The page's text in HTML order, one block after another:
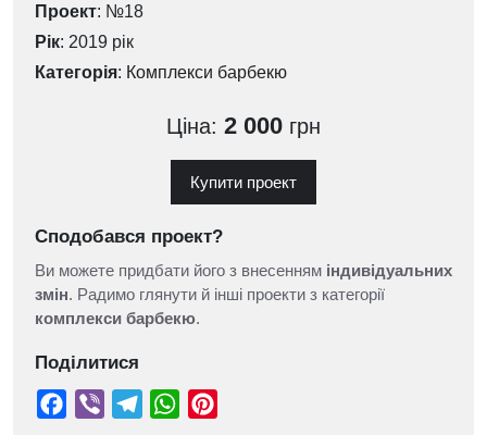
Проект: №18
Рік: 2019 рік
Категорія: Комплекси барбекю
Ціна: 2 000 грн
Купити проект
Сподобався проект?
Ви можете придбати його з внесенням індивідуальних
змін. Радимо глянути й інші проекти з категорії
комплекси барбекю.
Поділитися